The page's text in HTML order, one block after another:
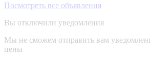
Посмотреть все объявления
Вы отключили уведомления
Мы не сможем отправить вам
цены